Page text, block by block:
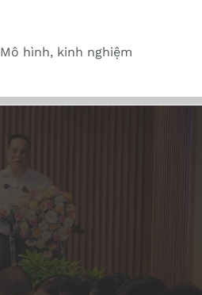
Mô hình, kinh nghiệm